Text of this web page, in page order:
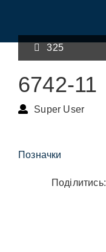
325
6742-11
Super User
Позначки
Поділитись: